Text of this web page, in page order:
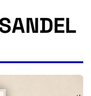
nowym oknie
Zgłoś problem